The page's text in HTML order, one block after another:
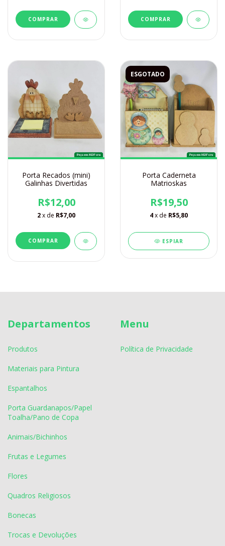
Porta Recados (mini)
Galinhas Divertidas
R$12,00
2x de R$7,00
ESGOTADO
Porta Caderneta
Matrioskas
R$19,50
4x de R$5,80
ESPIAR
Departamentos
Produtos
Materiais para Pintura
Espantalhos
Porta Guardanapos/Papel
Toalha/Pano de Copa
Animais/Bichinhos
Frutas e Legumes
Flores
Quadros Religiosos
Bonecas
Trocas e Devoluções
Menu
Política de Privacidade